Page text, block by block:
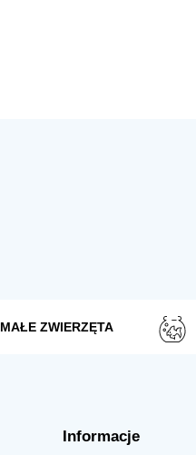
MAŁE ZWIERZĘTA
Informacje